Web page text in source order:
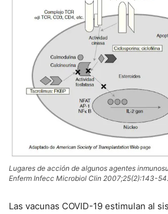
Lugares de acción de algunos agentes
Enferm Infecc Microbiol Clin 2007;25(2):143-54.
Las vacunas COVID-19 estimulan al